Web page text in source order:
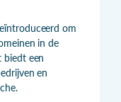
om
in de
biedt een
en